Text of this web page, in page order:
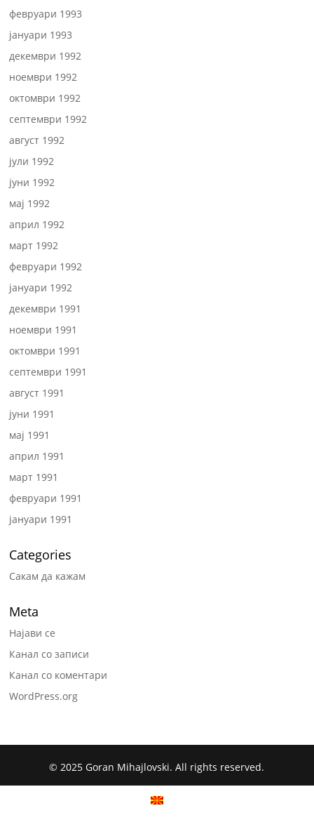
февруари 1993
јануари 1993
декември 1992
ноември 1992
октомври 1992
септември 1992
август 1992
јули 1992
јуни 1992
мај 1992
април 1992
март 1992
февруари 1992
јануари 1992
декември 1991
ноември 1991
октомври 1991
септември 1991
август 1991
јуни 1991
мај 1991
април 1991
март 1991
февруари 1991
јануари 1991
Categories
Сакам да кажам
Meta
Најави се
Канал со записи
Канал со коментари
WordPress.org
© 2025 Goran Mihajlovski. All rights reserved.